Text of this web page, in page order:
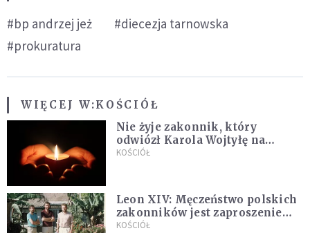
#bp andrzej jeż
#diecezja tarnowska
#prokuratura
WIĘCEJ W:KOŚCIÓŁ
Nie żyje zakonnik, który
odwiózł Karola Wojtyłę na
konklawe. Jan Paweł II nazywał
KOŚCIÓŁ
Leon XIV: Męczeństwo polskich
zakonników jest zaproszeniem
do jedności i misji całego
KOŚCIÓŁ